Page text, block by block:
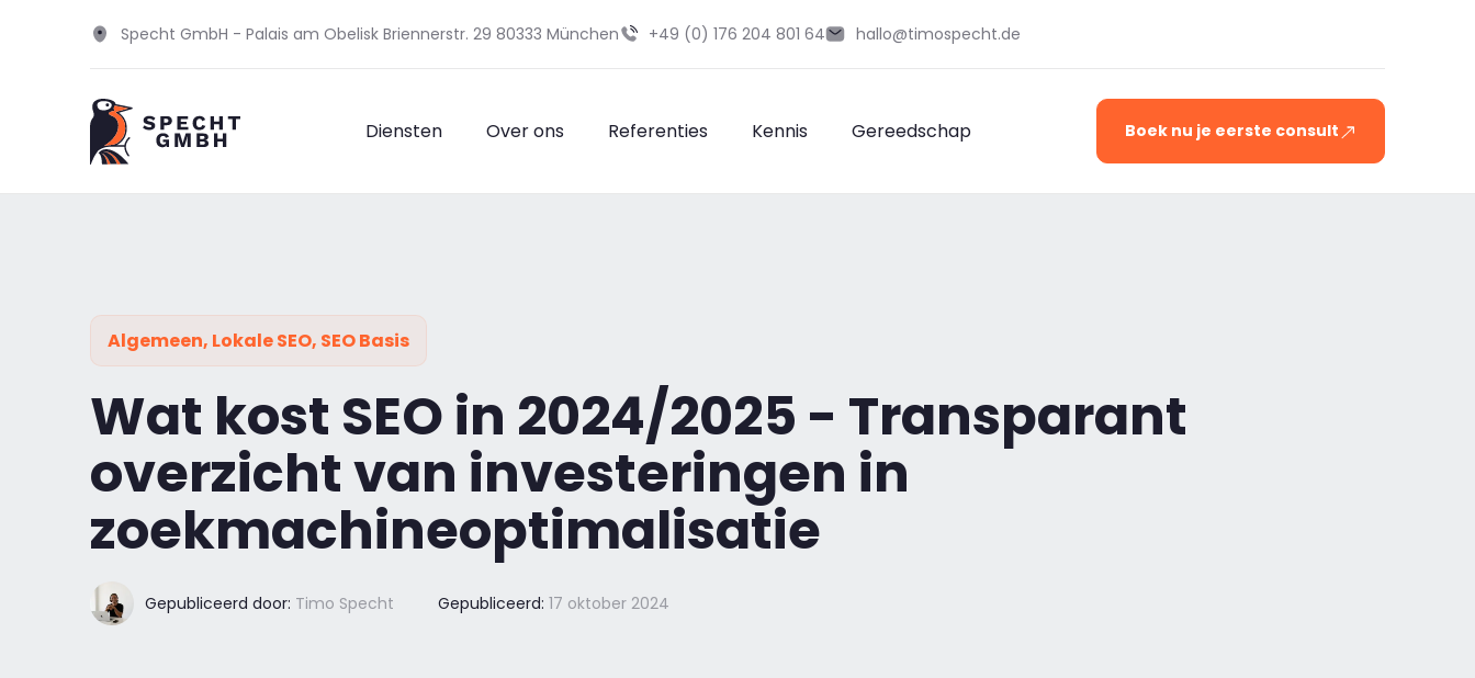
Specht GmbH - Palais am Obelisk Briennerstr. 29 80333 München +49 (0) 176 204 801 64 hallo@timospecht.de
Diensten Over ons Referenties Kennis Gereedschap Boek nu je eerste consult
Algemeen, Lokale SEO, SEO Basis
Wat kost SEO in 2024/2025 - Transparant
overzicht van investeringen in
zoekmachineoptimalisatie
Gepubliceerd door: Timo Specht Gepubliceerd: 17 oktober 2024